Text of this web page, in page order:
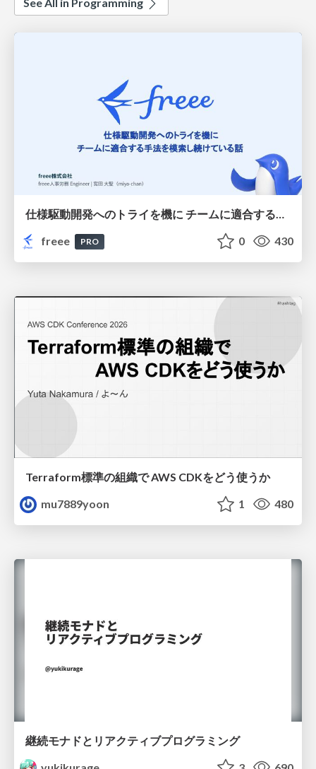
freee
PRO 0 430
Terraform標準の組織で AWS CDKをどう使うか
mu7889yoon
1 480
継続モナドとリアクティブプログラミング